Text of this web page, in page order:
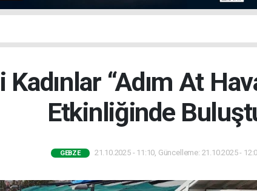
Kadınlar “Adım At
Etkinliğinde
GEBZE 21.10.2025 - 11:10, Güncelleme: 21.10.2025 -